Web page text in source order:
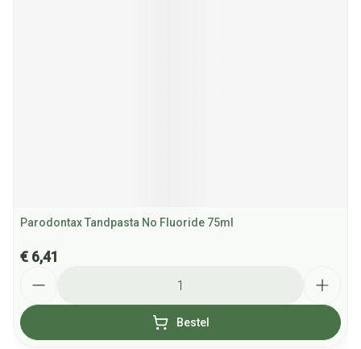
Parodontax Tandpasta No Fluoride 75ml
€ 6,41
Bestel